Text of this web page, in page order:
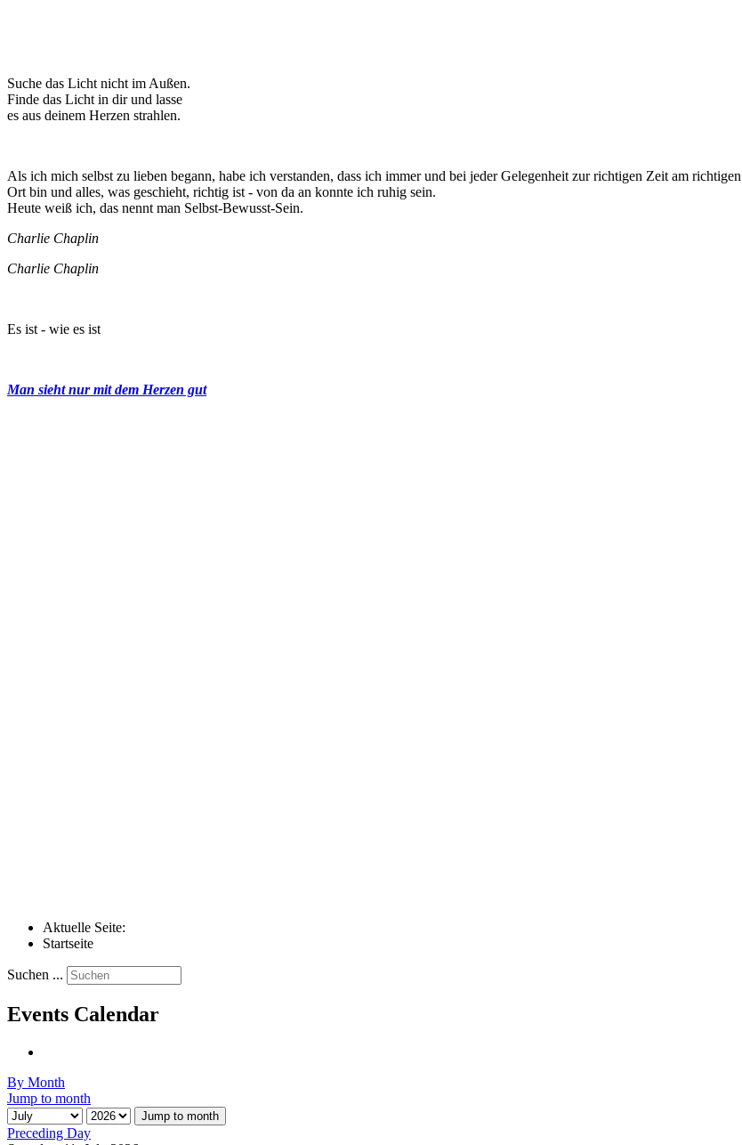
Suche das Licht nicht im Außen.
Finde das Licht in dir und lasse
es aus deinem Herzen strahlen.
Als ich mich selbst zu lieben begann, habe ich verstanden, dass ich immer und bei jeder Gelegenheit zur richtigen Zeit am richtigen
Ort bin und alles, was geschieht, richtig ist - von da an konnte ich ruhig sein.
Heute weiß ich, das nennt man Selbst-Bewusst-Sein.
Charlie Chaplin
Charlie Chaplin
Es ist - wie es ist
Man sieht nur mit dem Herzen gut
Aktuelle Seite:
Startseite
Suchen ...
Events Calendar
By Month
Jump to month
Jump to month
Preceding Day